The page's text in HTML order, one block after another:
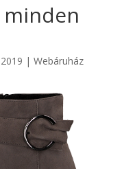
| Webáruház